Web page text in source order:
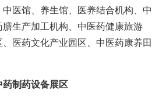
医馆、养生馆、医养结合机构、中
生产加工机构、中医药健康旅游
医药文化产业园区、中医药康养田
药制药设备展区